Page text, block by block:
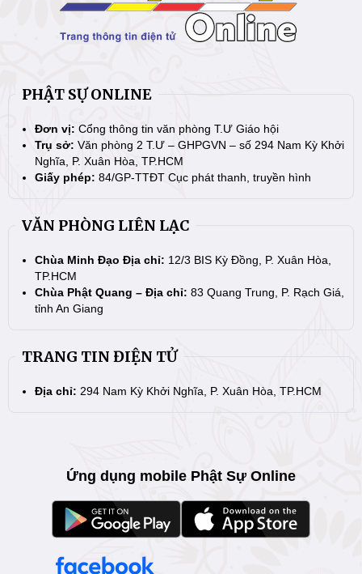
PHẬT SỰ ONLINE
Đơn vị: Cổng thông tin văn phòng T.Ư Giáo hội
Trụ sở: Văn phòng 2 T.Ư – GHPGVN – số 294 Nam Kỳ Khởi
Nghĩa, P. Xuân Hòa, TP.HCM
Giấy phép: 84/GP-TTĐT Cục phát thanh, truyền hình
VĂN PHÒNG LIÊN LẠC
Chùa Minh Đạo Địa chỉ: 12/3 BIS Kỳ Đồng, P. Xuân Hòa,
TP.HCM
Chùa Phật Quang – Địa chỉ: 83 Quang Trung, P. Rạch Giá,
tỉnh An Giang
TRANG TIN ĐIỆN TỬ
Địa chỉ: 294 Nam Kỳ Khởi Nghĩa, P. Xuân Hòa, TP.HCM
Ứng dụng mobile Phật Sự Online